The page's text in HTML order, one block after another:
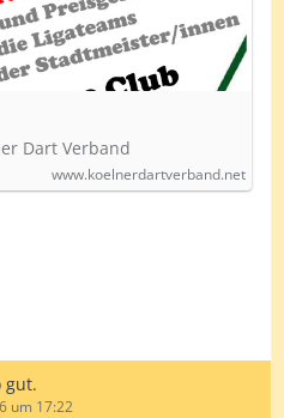
Dart Verband
www.koelnerdartverband.net
gut.
um 17:22